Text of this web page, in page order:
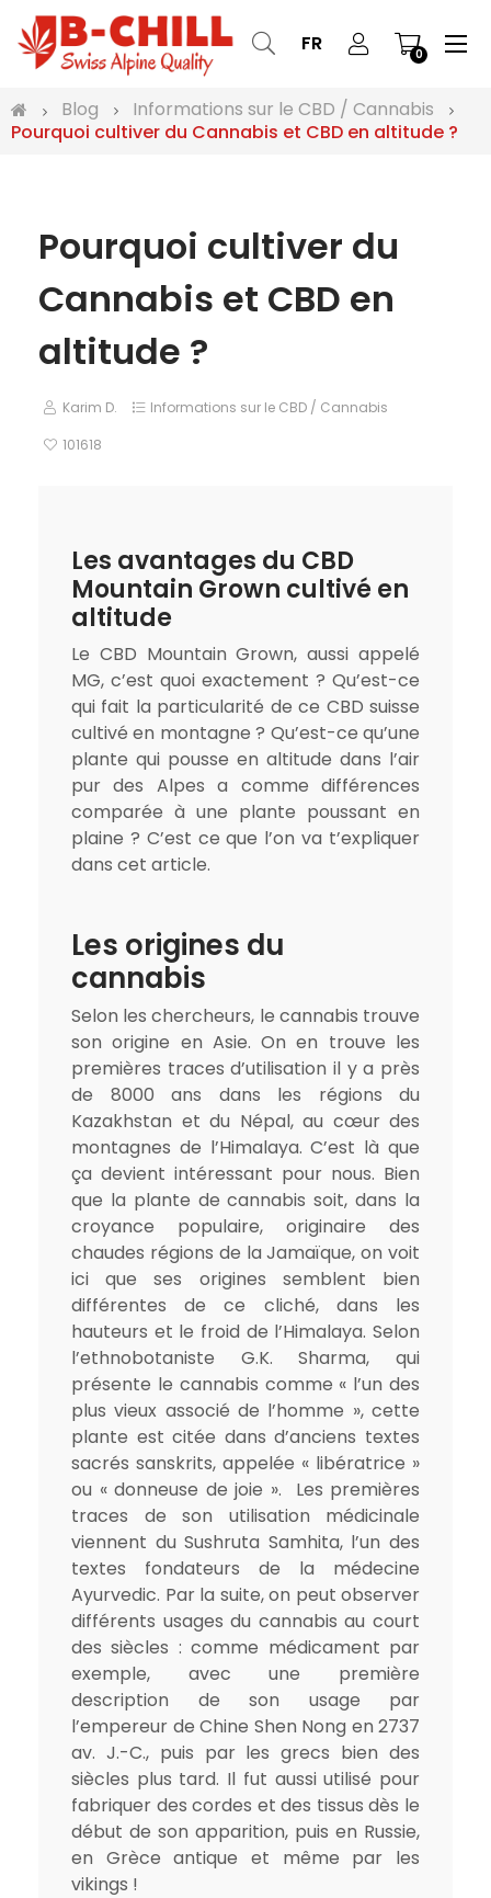
FR 0 ☰
Blog
Informations sur le CBD / Cannabis
Pourquoi cultiver du Cannabis et CBD en altitude ?
Pourquoi cultiver du
Cannabis et CBD en
altitude ?
Karim D.
Informations sur le CBD / Cannabis
101618
Les avantages du CBD
Mountain Grown cultivé en
altitude
Le CBD Mountain Grown, aussi appelé
MG, c’est quoi exactement ? Qu’est-ce
qui fait la particularité de ce CBD suisse
cultivé en montagne ? Qu’est-ce qu’une
plante qui pousse en altitude dans l’air
pur des Alpes a comme différences
comparée à une plante poussant en
plaine ? C’est ce que l’on va t’expliquer
dans cet article.
Les origines du
cannabis
Selon les chercheurs, le cannabis trouve
son origine en Asie. On en trouve les
premières traces d’utilisation il y a près
de 8000 ans dans les régions du
Kazakhstan et du Népal, au cœur des
montagnes de l’Himalaya. C’est là que
ça devient intéressant pour nous. Bien
que la plante de cannabis soit, dans la
croyance populaire, originaire des
chaudes régions de la Jamaïque, on voit
ici que ses origines semblent bien
différentes de ce cliché, dans les
hauteurs et le froid de l’Himalaya. Selon
l’ethnobotaniste G.K. Sharma, qui
présente le cannabis comme « l’un des
plus vieux associé de l’homme », cette
plante est citée dans d’anciens textes
sacrés sanskrits, appelée « libératrice »
ou « donneuse de joie ». Les premières
traces de son utilisation médicinale
viennent du Sushruta Samhita, l’un des
textes fondateurs de la médecine
Ayurvedic. Par la suite, on peut observer
différents usages du cannabis au court
des siècles : comme médicament par
exemple, avec une première
description de son usage par
l’empereur de Chine Shen Nong en 2737
av. J.-C., puis par les grecs bien des
siècles plus tard. Il fut aussi utilisé pour
fabriquer des cordes et des tissus dès le
début de son apparition, puis en Russie,
en Grèce antique et même par les
vikings !